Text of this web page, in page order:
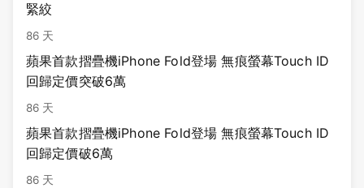
緊絞
86 天
蘋果首款摺疊機iPhone Fold登場 無痕螢幕Touch ID
回歸定價突破6萬
86 天
蘋果首款摺疊機iPhone Fold登場 無痕螢幕Touch ID
回歸定價破6萬
86 天